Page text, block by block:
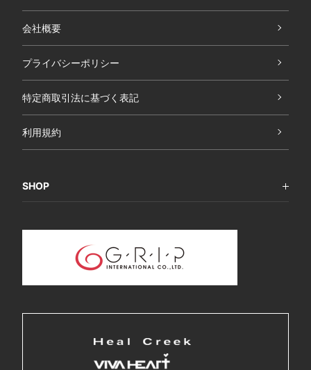
会社概要
プライバシーポリシー
特定商取引法に基づく表記
利用規約
SHOP